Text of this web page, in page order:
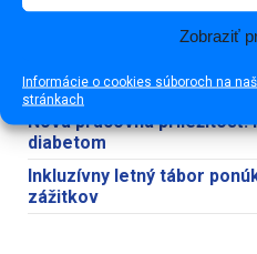
Zobraziť
Informácie o cookies súboroch na
stránkach
Každé dieťa si zaslúži
elektrobicykle
Nová pracovná príležitosť.
diabetom
Inkluzívny letný tábor
zážitkov